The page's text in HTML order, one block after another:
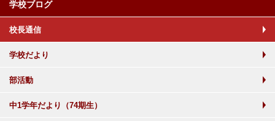
学校ブログ
校長通信
学校だより
部活動
中1学年だより（74期生）